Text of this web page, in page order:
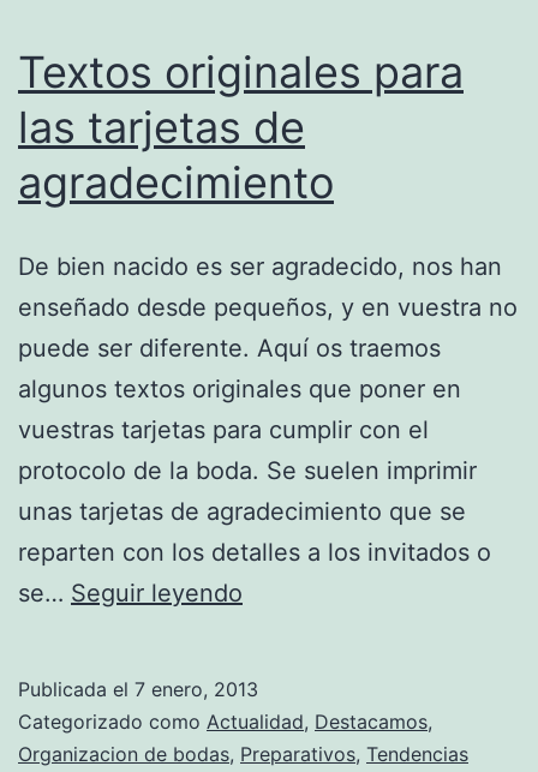
Textos originales para
las tarjetas de
agradecimiento
De bien nacido es ser agradecido, nos han
enseñado desde pequeños, y en vuestra no
puede ser diferente. Aquí os traemos
algunos textos originales que poner en
vuestras tarjetas para cumplir con el
protocolo de la boda. Se suelen imprimir
unas tarjetas de agradecimiento que se
reparten con los detalles a los invitados o
se… Seguir leyendo
las
tarjetas
Publicada el 7 enero, 2013
Categorizado como Actualidad, Destacamos,
Organizacion de bodas, Preparativos, Tendencias